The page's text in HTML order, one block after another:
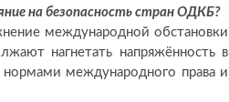
на безопасность стран ОДКБ?
международной обстановки
нагнетать напряжённость в
международного права и